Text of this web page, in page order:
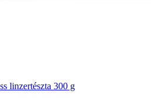
linzertészta 300 g